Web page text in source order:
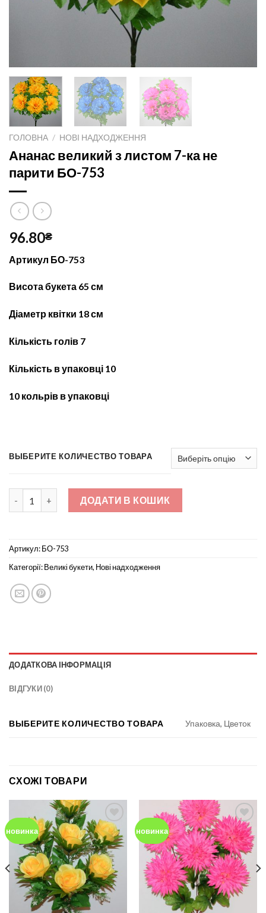
ГОЛОВНА / НОВІ НАДХОДЖЕННЯ
Ананас великий з листом 7-ка не
парити БО-753
96.80₴
Артикул БО-753
Висота букета 65 см
Діаметр квітки 18 см
Кількість голів 7
Кількість в упаковці 10
10 кольрів в упаковці
ВЫБЕРИТЕ КОЛИЧЕСТВО ТОВАРА
Ананас великий з листом 7-ка не парити БО-753 кількість
ДОДАТИ В КОШИК
Артикул:БО-753
Категорії:Великі букети, Нові надходження
ДОДАТКОВА ІНФОРМАЦІЯ
ВІДГУКИ (0)
ВЫБЕРИТЕ КОЛИЧЕСТВО ТОВАРА Упаковка, Цветок
СХОЖІ ТОВАРИ
новинка
Add to
Wishlist
новинка
Add to
Wishlist